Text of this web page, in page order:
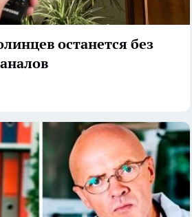
останется без